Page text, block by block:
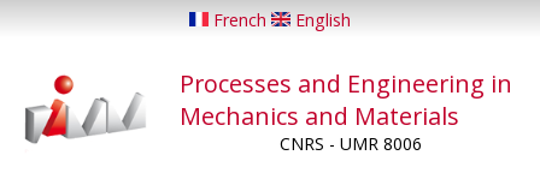
content
French English
Processes and Engineering in
Mechanics and Materials
CNRS - UMR 8006